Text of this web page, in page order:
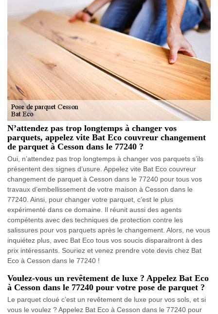
N’attendez pas trop longtemps à changer vos
parquets, appelez vite Bat Eco couvreur changement
de parquet à Cesson dans le 77240 ?
Oui, n’attendez pas trop longtemps à changer vos parquets s’ils
présentent des signes d’usure. Appelez vite Bat Eco couvreur
changement de parquet à Cesson dans le 77240 pour tous vos
travaux d’embellissement de votre maison à Cesson dans le
77240. Ainsi, pour changer votre parquet, c’est le plus
expérimenté dans ce domaine. Il réunit aussi des agents
compétents avec des techniques de protection contre les
salissures pour vos parquets après le changement. Alors, ne vous
inquiétez plus, avec Bat Eco tous vos soucis disparaitront à des
prix intéressants. Souriez et venez prendre vote devis chez Bat
Eco à Cesson dans le 77240 !
Voulez-vous un revêtement de luxe ? Appelez Bat Eco
à Cesson dans le 77240 pour votre pose de parquet ?
Le parquet cloué c’est un revêtement de luxe pour vos sols, et si
vous le voulez ? Appelez Bat Eco à Cesson dans le 77240 pour